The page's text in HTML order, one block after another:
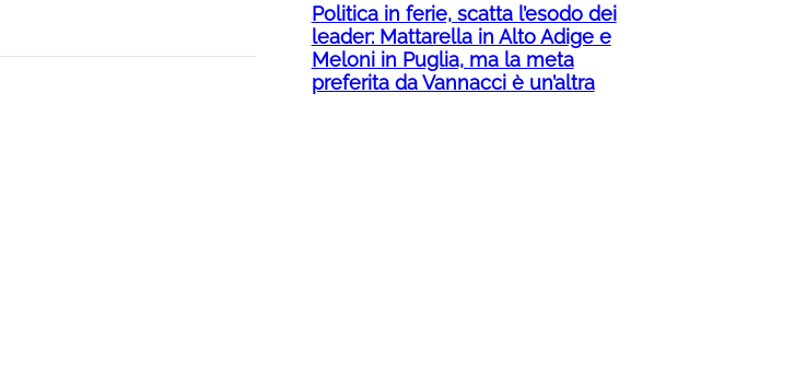
Politica in ferie, scatta l’esodo dei
leader: Mattarella in Alto Adige e
Meloni in Puglia, ma la meta
preferita da Vannacci è un’altra